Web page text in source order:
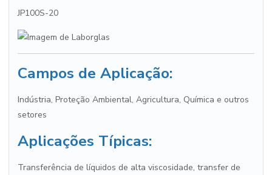
JP100S-20
Campos de Aplicação:
Indústria, Proteção Ambiental, Agricultura, Química e outros
setores
Aplicações Típicas:
Transferência de líquidos de alta viscosidade, transfer de